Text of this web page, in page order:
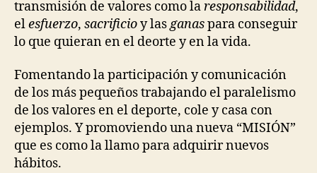
transmisión de valores como laresponsabilidad,
elesfuerzo, sacrificioy lasganaspara conseguir
lo que quieran en el deorte y en la vida.
Fomentando la participación y comunicación
de los más pequeños trabajando el paralelismo
de los valores en el deporte, cole y casa con
ejemplos. Y promoviendo una nueva “MISIÓN”
que es como la llamo para adquirir nuevos
hábitos.